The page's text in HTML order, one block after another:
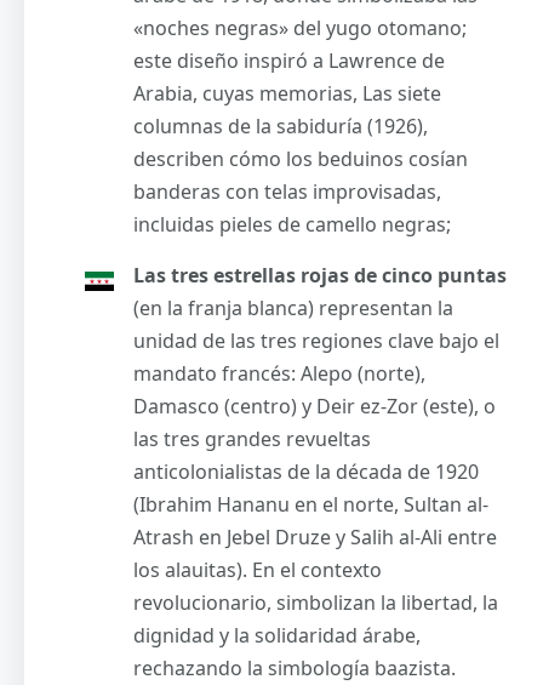
«noches negras» del yugo otomano;
este diseño inspiró a Lawrence de
Arabia, cuyas memorias, Las siete
columnas de la sabiduría (1926),
describen cómo los beduinos cosían
banderas con telas improvisadas,
incluidas pieles de camello negras;
Las tres estrellas rojas de cinco puntas
(en la franja blanca) representan la
unidad de las tres regiones clave bajo el
mandato francés: Alepo (norte),
Damasco (centro) y Deir ez-Zor (este), o
las tres grandes revueltas
anticolonialistas de la década de 1920
(Ibrahim Hananu en el norte, Sultan al-
Atrash en Jebel Druze y Salih al-Ali entre
los alauitas). En el contexto
revolucionario, simbolizan la libertad, la
dignidad y la solidaridad árabe,
rechazando la simbología baazista.